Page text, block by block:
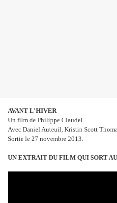
AVANT L'HIVER
Un film de Philippe Claudel.
Avec Daniel Auteuil, Kristin Scott
Sortie le 27 novembre 2013.
UN EXTRAIT DU FILM QUI SORT